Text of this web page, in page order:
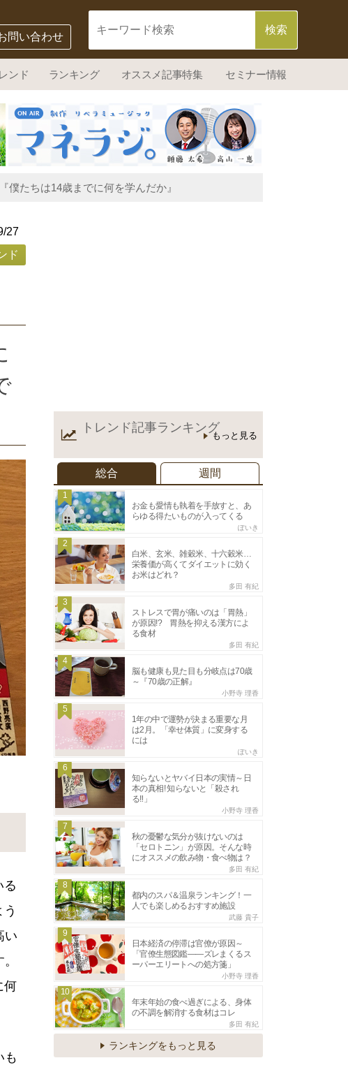
問い合わせ
ンド ランキング オススメ記事特集 セミナー情報
たちは14歳までに何を学んだか』
27
ド
る
い
何
も
トレンド記事ランキング
もっと見る
総合 週間
1
お金も愛情も執着を手放すと、あ
らゆる得たいものが入ってくる
ぽいき
2
白米、玄米、雑穀米、十六穀米…
栄養価が高くてダイエットに効く
お米はどれ？
多田 有紀
3
ストレスで胃が痛いのは「胃熱」
が原因!? 胃熱を抑える漢方によ
る食材
多田 有紀
4
脳も健康も見た目も分岐点は70歳
～『70歳の正解』
小野寺 理香
5
1年の中で運勢が決まる重要な月
は2月。「幸せ体質」に変身する
には
ぽいき
6
知らないとヤバイ日本の実情～日
本の真相! 知らないと「殺され
る‼」
小野寺 理香
7
秋の憂鬱な気分が抜けないのは
「セロトニン」が原因。そんな時
にオススメの飲み物・食べ物は？
多田 有紀
8
都内のスパ＆温泉ランキング！一
人でも楽しめるおすすめ施設
武藤 貴子
9
日本経済の停滞は官僚が原因～
「官僚生態図鑑――ズレまくるス
ーパーエリートへの処方箋」
小野寺 理香
10
年末年始の食べ過ぎによる、身体
の不調を解消する食材はコレ
多田 有紀
ランキングをもっと見る